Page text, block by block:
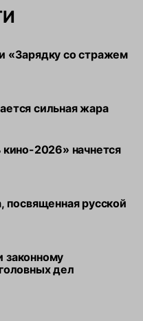
«Зарядку со стражем
сильная жара
2026» начнется
посвященная русской
законному
дел